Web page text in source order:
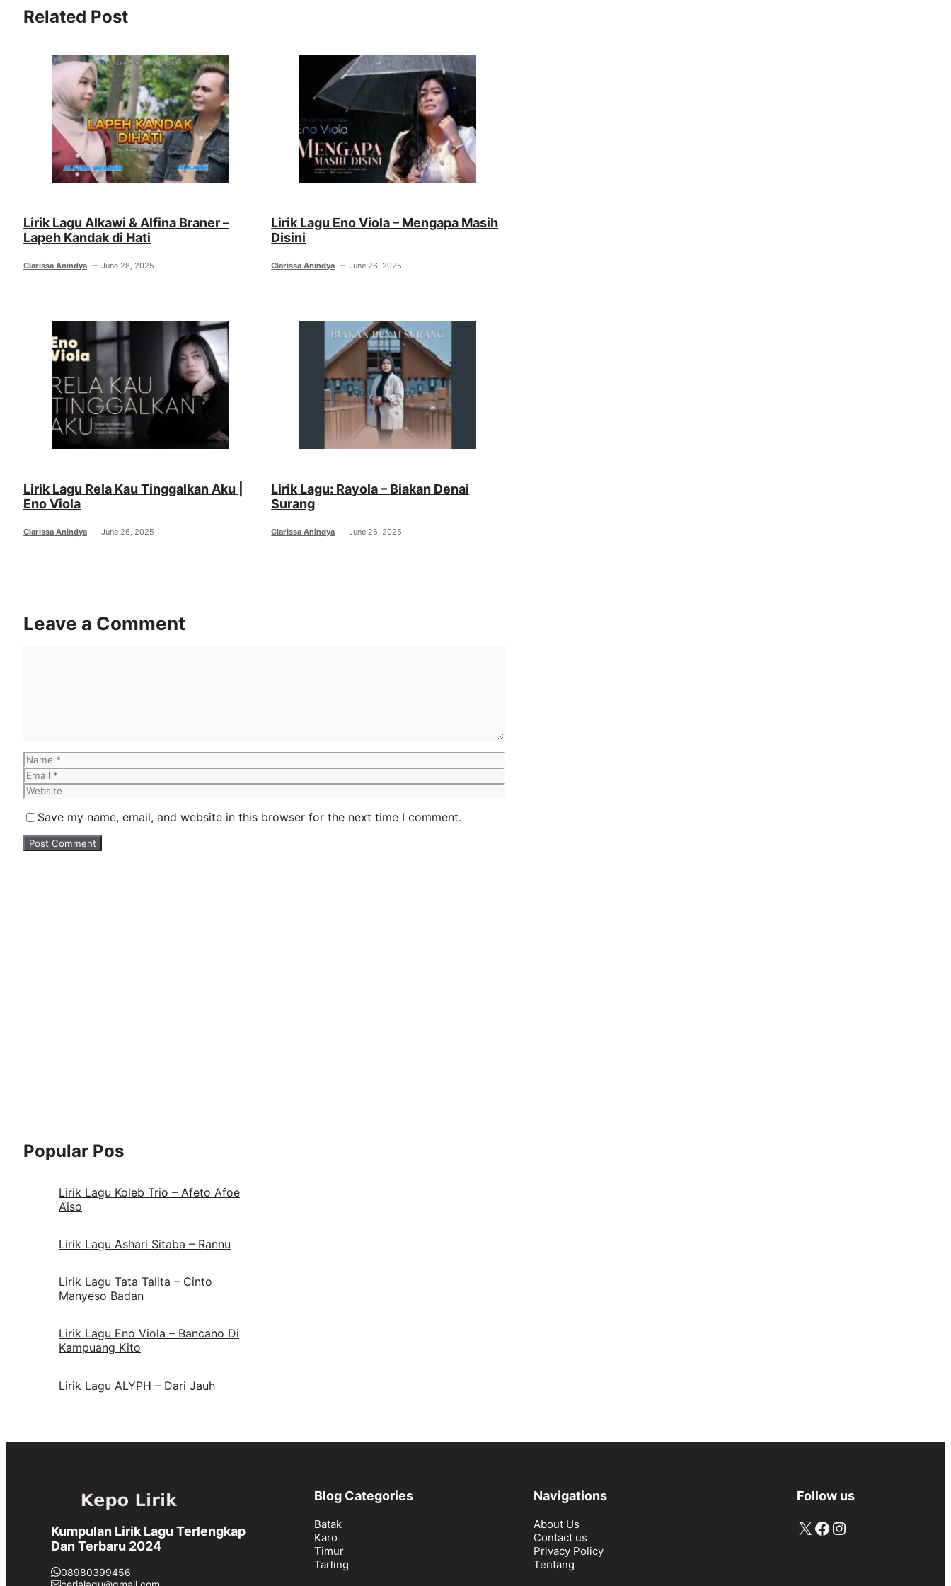
Related Post
Lirik Lagu Alkawi & Alfina Braner –
Lapeh Kandak di Hati
Clarissa Anindya June 28, 2025
Lirik Lagu Eno Viola – Mengapa Masih
Disini
Clarissa Anindya June 26, 2025
Lirik Lagu Rela Kau Tinggalkan Aku |
Eno Viola
Clarissa Anindya June 26, 2025
Lirik Lagu: Rayola – Biakan Denai
Surang
Clarissa Anindya June 26, 2025
Leave a Comment
Name
Email
Website
Save my name, email, and website in this browser for the next time I comment.
Popular Pos
Lirik Lagu Koleb Trio – Afeto Afoe
Aiso
Lirik Lagu Ashari Sitaba – Rannu
Lirik Lagu Tata Talita – Cinto
Manyeso Badan
Lirik Lagu Eno Viola – Bancano Di
Kampuang Kito
Lirik Lagu ALYPH – Dari Jauh
Kumpulan Lirik Lagu Terlengkap
Dan Terbaru 2024
08980399456
Blog Categories
Batak
Karo
Timur
Tarling
Navigations
About Us
Contact us
Privacy Policy
Tentang
Follow us
X Facebook
Instagram